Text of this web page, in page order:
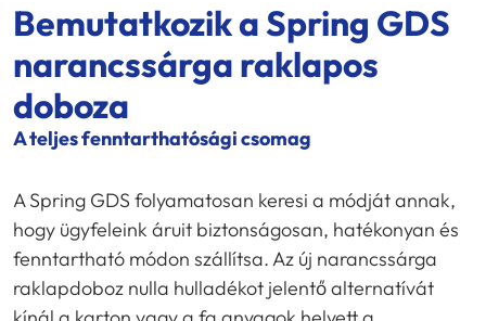
Bemutatkozik aSpring GDS
narancssárga raklapos
doboza
A teljes fenntarthatósági csomag
A Spring GDS folyamatosan keresi a módját annak,
hogy ügyfeleink áruit biztonságosan, hatékonyan és
fenntartható módon szállítsa. Az új narancssárga
raklapdoboz nulla hulladékot jelentő alternatívát